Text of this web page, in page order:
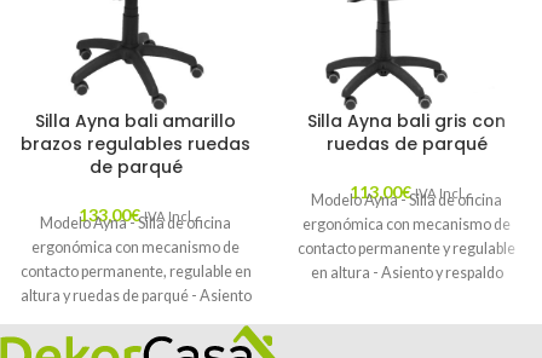
Silla Ayna bali amarillo
brazos regulables ruedas
de parqué
133,00€ IVA Incl.
Modelo Ayna - Silla de oficina
ergonómica con mecanismo de
contacto permanente, regulable en
altura y ruedas de parqué - Asiento
y respaldo tapizados en tejido BALI
color amarillo (BRAZOS
Silla Ayna bali gris con
ruedas de parqué
113,00€ IVA Incl.
Modelo Ayna - Silla de oficina
ergonómica con mecanismo de
contacto permanente y regulable
en altura - Asiento y respaldo
ruedas de parqué